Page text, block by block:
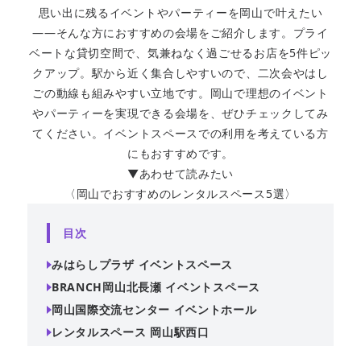
思い出に残るイベントやパーティーを岡山で叶えたい
——そんな方におすすめの会場をご紹介します。プライ
ベートな貸切空間で、気兼ねなく過ごせるお店を5件ピッ
クアップ。駅から近く集合しやすいので、二次会やはし
ごの動線も組みやすい立地です。岡山で理想のイベント
やパーティーを実現できる会場を、ぜひチェックしてみ
てください。イベントスペースでの利用を考えている方
にもおすすめです。
▼あわせて読みたい
〈岡山でおすすめのレンタルスペース5選〉
目次
みはらしプラザ イベントスペース
BRANCH岡山北長瀬 イベントスペース
岡山国際交流センター イベントホール
レンタルスペース 岡山駅西口